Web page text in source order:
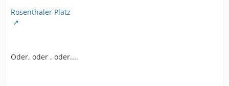
Rosenthaler Platz
Oder, oder , oder....